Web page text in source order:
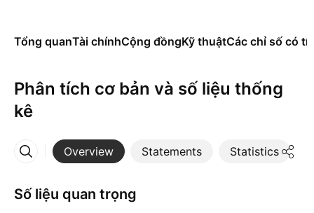
Tổng quanTài chínhCộng đồngKỹ thuậtCác chỉ số có
Phân tích cơ bản và số liệu thống
kê
Overview Statements Statistics
More
Số liệu quan trọng